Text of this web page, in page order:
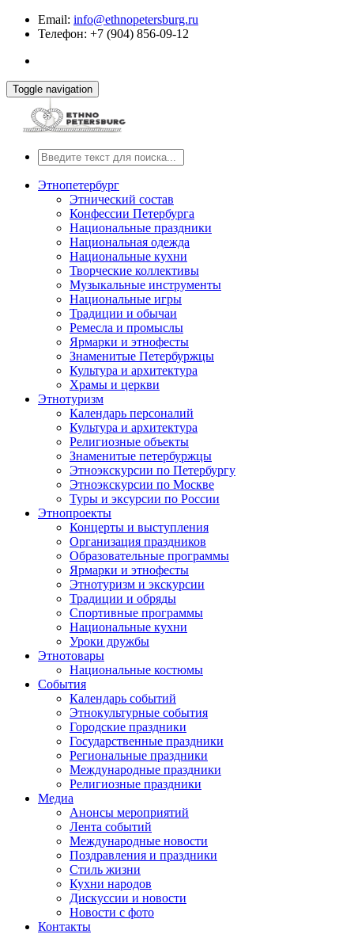
Email: info@ethnopetersburg.ru
Телефон: +7 (904) 856-09-12
Toggle navigation
Этнопетербург
Этнический состав
Конфессии Петербурга
Национальные праздники
Национальная одежда
Национальные кухни
Творческие коллективы
Музыкальные инструменты
Национальные игры
Традиции и обычаи
Ремесла и промыслы
Ярмарки и этнофесты
Знаменитые Петербуржцы
Культура и архитектура
Храмы и церкви
Этнотуризм
Календарь персоналий
Культура и архитектура
Религиозные объекты
Знаменитые петербуржцы
Этноэкскурсии по Петербургу
Этноэкскурсии по Москве
Туры и эксурсии по России
Этнопроекты
Концерты и выступления
Организация праздников
Образовательные программы
Ярмарки и этнофесты
Этнотуризм и экскурсии
Традиции и обряды
Спортивные программы
Национальные кухни
Уроки дружбы
Этнотовары
Национальные костюмы
События
Календарь событий
Этнокультурные события
Городские праздники
Государственные праздники
Региональные праздники
Международные праздники
Религиозные праздники
Медиа
Анонсы мероприятий
Лента событий
Международные новости
Поздравления и праздники
Cтиль жизни
Кухни народов
Дискуссии и новости
Новости с фото
Контакты